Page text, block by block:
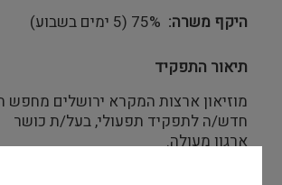
היקף משרה 75% (5 ימים בשבוע)
תיאור התפקיד
מוזיאון ארצות המקרא ירושלים מחפש
חדש/ה לתפקיד תפעולי, בעל/ת כושר
ארגון מעולה.